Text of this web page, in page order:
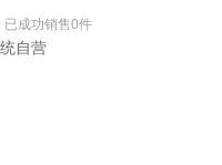
已成功销售0件
自营